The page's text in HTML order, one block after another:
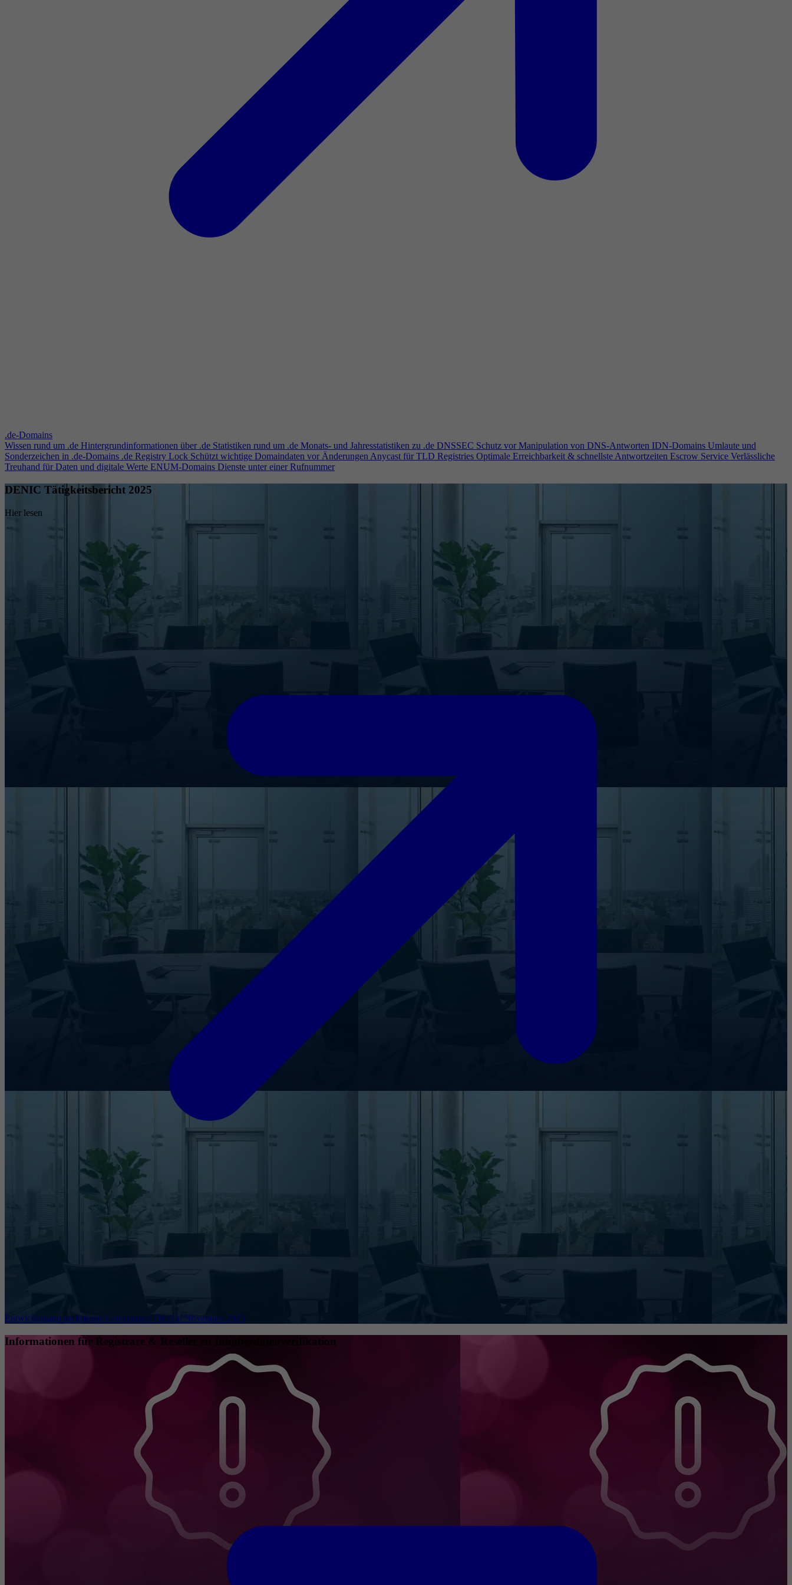
.de-Domains
Wissen rund um .de Hintergrundinformationen über .de Statistiken rund um .de Monats- und Jahresstatistiken zu .de DNSSEC Schutz vor Manipulation von DNS-Antworten IDN-Domains Umlaute und
Sonderzeichen in .de-Domains .de Registry Lock Schützt wichtige Domaindaten vor ÄnderungenAnycast für TLD Registries Optimale Erreichbarkeit & schnellste Antwortzeiten Escrow Service Verlässliche
Treuhand für Daten und digitale Werte ENUM-Domains Dienste unter einer Rufnummer
DENIC Tätigkeitsbericht 2025
Hier lesen
Entwicklungen im Internet Governance Umfeld November 2025
Informationen für Registrare & Reseller zu Inhaberdatenverifikation